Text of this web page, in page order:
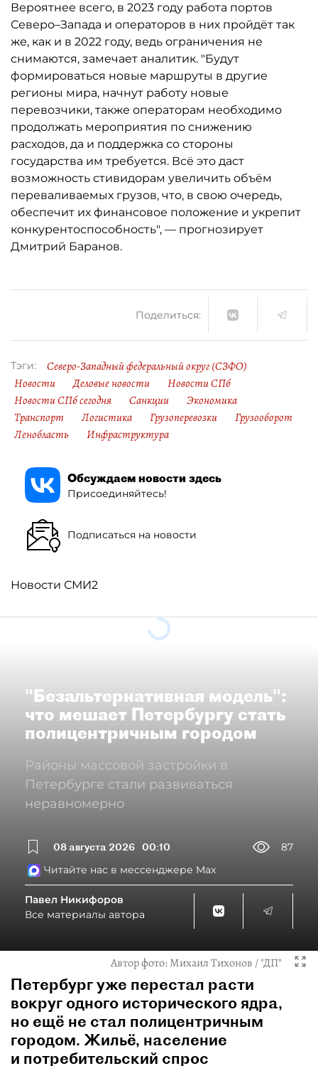
Вероятнее всего, в 2023 году работа портов
Северо–Запада и операторов в них пройдёт так
же, как и в 2022 году, ведь ограничения не
снимаются, замечает аналитик. "Будут
формироваться новые маршруты в другие
регионы мира, начнут работу новые
перевозчики, также операторам необходимо
продолжать мероприятия по снижению
расходов, да и поддержка со стороны
государства им требуется. Всё это даст
возможность стивидорам увеличить объём
переваливаемых грузов, что, в свою очередь,
обеспечит их финансовое положение и укрепит
конкурентоспособность", — прогнозирует
Дмитрий Баранов.
Поделиться:
Тэги:
Северо-Западный федеральный округ (СЗФО)
Новости
Деловые новости
Новости СПб
Новости СПб сегодня
Санкции
Экономика
Транспорт
Логистика Грузоперевозки
Грузооборот
Ленобласть
Инфраструктура
Обсуждаем новости здесь
Присоединяйтесь!
Подписаться на новости
Новости СМИ2
что мешает Петербургу стать
полицентричным городом
Районы массовой застройки в
Петербурге стали развиваться
неравномерно
Читайте нас в мессенджере Max
Павел Никифоров
Все материалы автора
Петербург уже перестал расти
вокруг одного исторического ядра,
но ещё не стал полицентричным
городом. Жильё, население
и потребительский спрос
перемещаются на север, юг и восток,